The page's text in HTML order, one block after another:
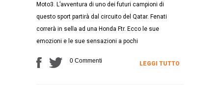
Moto3. L’avventura di uno dei futuri campioni di
questo sport partirà dal circuito del Qatar. Fenati
correrà in sella ad una Honda Ftr. Ecco le sue
emozioni e le sue sensazioni a pochi
0 Commenti LEGGI TUTTO